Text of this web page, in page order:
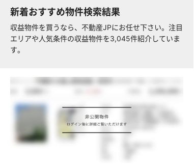
新着おすすめ物件検索結果
収益物件を買うなら、不動産JPにお任せ下さい。注目
エリアや人気条件の収益物件を3,045件紹介していま
す。